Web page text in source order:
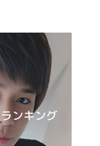
ンキング